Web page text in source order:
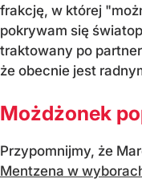
frakcję, w której
pokrywam się
traktowany po
że obecnie jest
Możdżonek
Przypomnijmy, że
Mentzena w